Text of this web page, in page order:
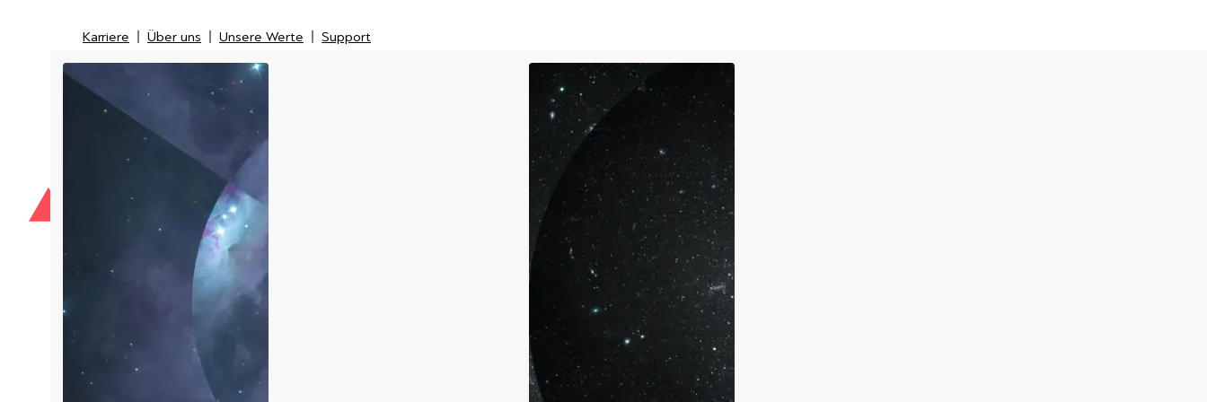
Karriere Über uns Unsere Werte Support
Karriere
Über uns
Unsere Werte
IT-Security
IT-Messtechnik
Managed Service Provider
Kunden